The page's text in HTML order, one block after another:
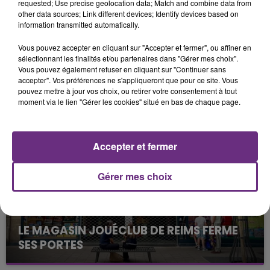
LA CENTRALE NUCLÉAIRE DE CHOOZ
TOUJOURS À L'ARRÊT
Cela fait déjà une semaine que la centrale
LE MAGASIN JOUÉCLUB DE REIMS FERME
SES PORTES
C'était l'une des institutions du centre-ville
requested; Use precise geolocation data; Match and combine data from
other data sources; Link different devices; Identify devices based on
information transmitted automatically.
Vous pouvez accepter en cliquant sur "Accepter et fermer", ou affiner en
sélectionnant les finalités et/ou partenaires dans "Gérer mes choix".
Vous pouvez également refuser en cliquant sur "Continuer sans
accepter". Vos préférences ne s'appliqueront que pour ce site. Vous
pouvez mettre à jour vos choix, ou retirer votre consentement à tout
moment via le lien "Gérer les cookies" situé en bas de chaque page.
Gérer mes choix
Accepter et fermer